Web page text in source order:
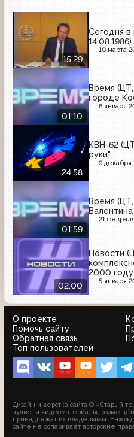
15:29
Сегодня в
14.08.1986)
10 марта
01:10
Время
городе
6 января
24:58
КВН-62
руки"
9 декабря
01:59
Время
21
02:00
Новости
2000 году
5 января
О проекте
Помочь сайту
Обратная связь
Топ пользователей
Дизайн и верстка сайта © «Старый
аудио- и видеоматериалы,
принадлежат их владельцам.
сайте не оспаривает авторские